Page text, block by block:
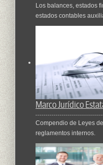
Los balances, estados
estados contables
Marco Jurídico
Compendio de Leyes
reglamentos internos.